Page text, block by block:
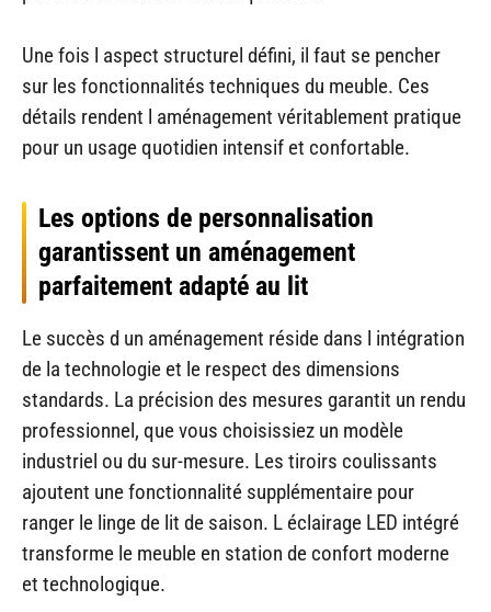
Une fois l aspect structurel défini, il faut se pencher
sur les fonctionnalités techniques du meuble. Ces
détails rendent l aménagement véritablement pratique
pour un usage quotidien intensif et confortable.
Les options de personnalisation
garantissent un aménagement
parfaitement adapté au lit
Le succès d un aménagement réside dans l intégration
de la technologie et le respect des dimensions
standards. La précision des mesures garantit un rendu
professionnel, que vous choisissiez un modèle
industriel ou du sur-mesure. Les tiroirs coulissants
ajoutent une fonctionnalité supplémentaire pour
ranger le linge de lit de saison. L éclairage LED intégré
transforme le meuble en station de confort moderne
et technologique.